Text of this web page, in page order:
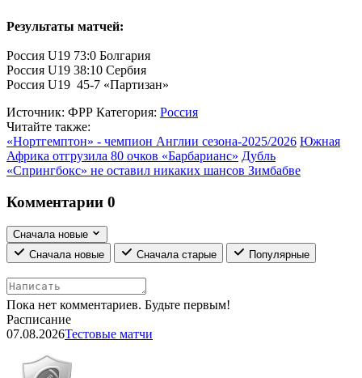
Результаты матчей:
Россия U19 73:0 Болгария
Россия U19 38:10 Сербия
Россия U19 45-7 «Партизан»
Источник: ФРР Категория: Россия
Читайте также:
«Нортгемптон» - чемпион Англии сезона-2025/2026 Южная
Африка отгрузила 80 очков «Барбарианс» Дубль
«Спрингбокс» не оставил никаких шансов Зимбабве
Комментарии 0
Сначала новые
Сначала новые
Сначала старые Популярные
Пока нет комментариев. Будьте первым!
Расписание
07.08.2026Тестовые матчи